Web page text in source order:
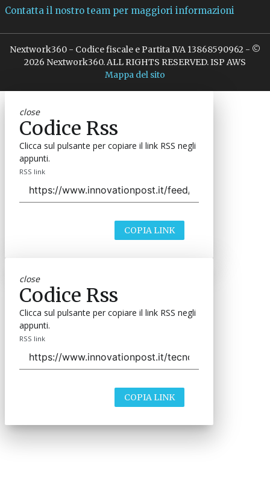
Contatta il nostro team per maggiori informazioni
Nextwork360 - Codice fiscale e Partita IVA 13868590962 - ©
2026 Nextwork360. ALL RIGHTS RESERVED. ISP AWS
Mappa del sito
close
Codice Rss
Clicca sul pulsante per copiare il link RSS negli
appunti.
RSS link
COPIA LINK
close
Codice Rss
Clicca sul pulsante per copiare il link RSS negli
appunti.
RSS link
COPIA LINK